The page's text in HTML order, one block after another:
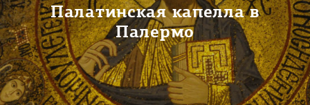
Палатинская капелла в
Палермо